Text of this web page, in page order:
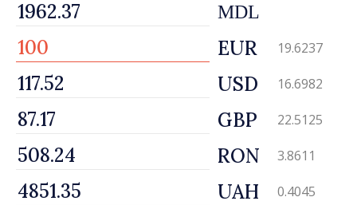
MDL
EUR 19.6237
USD 16.6982
GBP 22.5125
RON 3.8611
UAH 0.4045